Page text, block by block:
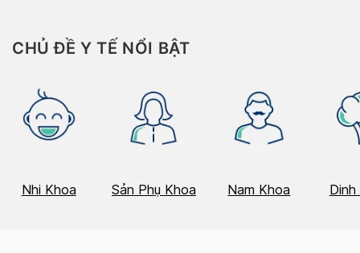
CHỦ ĐỀ Y TẾ NỔI BẬT
Nhi Khoa Sản Phụ Khoa Nam Khoa Dinh